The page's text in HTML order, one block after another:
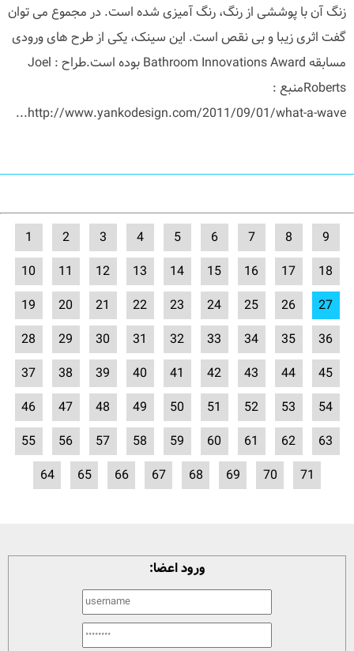
زنگ آن با پوششی از رنگ، رنگ آمیزی شده است. در مجموع می توان
گفت اثری زیبا و بی نقص است. این سینک، یکی از طرح های ورودی
مسابقه Bathroom Innovations Award بوده است.طراح : Joel
Robertsمنبع :
http://www.yankodesign.com/2011/09/01/what-a-wave...
1 2 3 4 5 6 7 8
9
10
11 12 13 14 15 16 17
18
19
20 21 22 23 24 25 26
27
28
29 30 31 32 33 34 35
36
37
38 39 40 41 42 43 44
45
46
47 48 49 50 51 52 53
54
55
56 57 58 59 60 61 62
63
64
65 66 67 68 69 70 71
ورود اعضا: